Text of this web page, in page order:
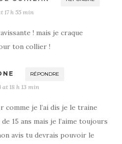
17 h 55 min
! mais je craque
ton collier !
RÉPONDRE
at 18 h 13 min
comme je l’ai dis je le traine
15 ans mais je l’aime toujours
avis tu devrais pouvoir le